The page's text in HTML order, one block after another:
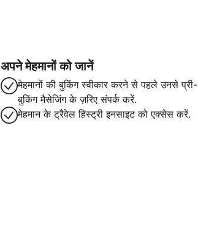
अपने मेहमानों को जानें
मेहमानों की बुकिंग स्वीकार करने से पहले उनसे प्री-
बुकिंग मैसेजिंग के ज़रिए संपर्क करें.
मेहमान के ट्रैवेल हिस्ट्री इनसाइट को एक्सेस करें.